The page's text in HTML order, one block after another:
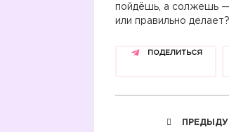
пойдёшь, а солжешь —
или правильно делает?
ПОДЕЛИТЬСЯ